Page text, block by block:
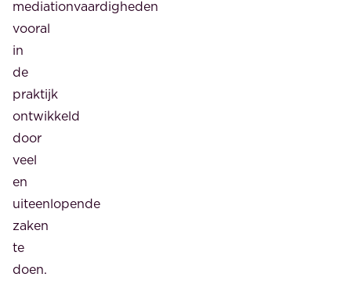
mediationvaardigheden
vooral
in
de
praktijk
ontwikkeld
door
veel
en
uiteenlopende
zaken
te
doen.